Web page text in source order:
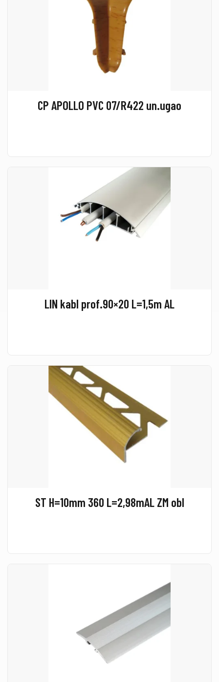
CP APOLLO PVC 07/R422 un.ugao
LIN kabl prof.90×20 L=1,5m AL
ST H=10mm 360 L=2,98mAL ZM obl